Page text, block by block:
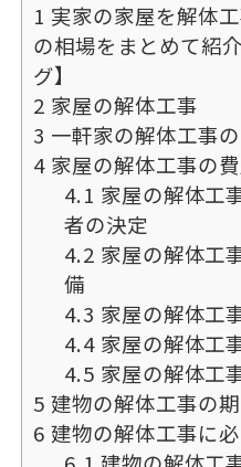
1 実家の家屋を解体
の相場をまとめて紹
グ】
2 家屋の解体工事
3 一軒家の解体工事
4 家屋の解体工事の
4.1 家屋の解体工
者の決定
4.2 家屋の解体工
備
4.3 家屋の解体工
4.4家屋の解体工
4.5 家屋の解体工
5 建物の解体工事の
6 建物の解体工事に